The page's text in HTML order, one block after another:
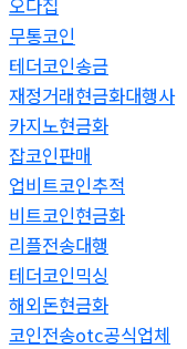
오다집
무통코인
테더코인송금
재정거래현금화대행사
카지노현금화
잡코인판매
업비트코인추적
비트코인현금화
리플전송대행
테더코인믹싱
해외돈현금화
코인전송otc공식업체